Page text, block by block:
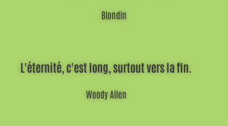
Blondin
L'éternité, c'est long, surtout vers la fin.
Woody Allen